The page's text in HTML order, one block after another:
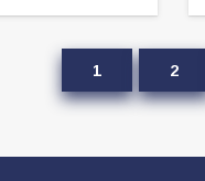
1 2